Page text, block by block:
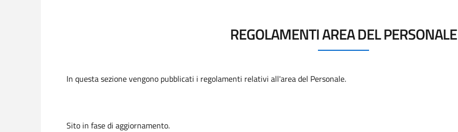
REGOLAMENTI AREA DEL PERSONALE
In questa sezione vengono pubblicati i regolamenti relativi all'area del Personale.
Sito in fase di aggiornamento.